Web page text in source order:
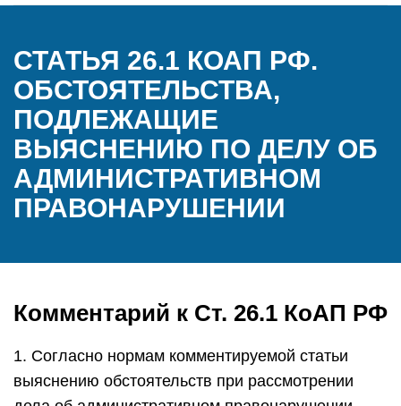
СТАТЬЯ 26.1 КОАП РФ.
ОБСТОЯТЕЛЬСТВА,
ПОДЛЕЖАЩИЕ
ВЫЯСНЕНИЮ ПО ДЕЛУ ОБ
АДМИНИСТРАТИВНОМ
ПРАВОНАРУШЕНИИ
Комментарий к Ст. 26.1 КоАП РФ
1. Согласно нормам комментируемой статьи
выяснению обстоятельств при рассмотрении